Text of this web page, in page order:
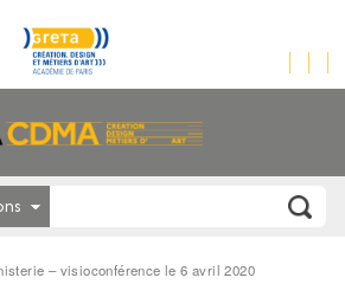
– visioconférence le 6 avril 2020